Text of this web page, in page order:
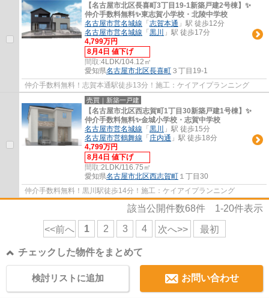
【名古屋市北区長喜町3丁目19-1新築戸建2号棟】✨️
仲介手数料無料✨️東志賀小学校・北陵中学校
名古屋市営名城線 「 志賀本通 」駅 徒歩12分
名古屋市営名城線 「 黒川
」駅 徒歩17分
4,799万円
8月4日 値下げ
間取:4LDK/104.12㎡
愛知県名古屋市北区長喜町 ３丁目19-1
仲介手数料無料！志賀本通駅徒歩13分！施工：ケイアイプランニング
売買｜新築一戸建
【名古屋市北区西志賀町1丁目30新築戸建1号棟】✨️
仲介手数料無料✨️金城小学校・志賀中学校
名古屋市営名城線 「 黒川
」駅 徒歩15分
名古屋市営鶴舞線 「 庄内通 」駅 徒歩18分
4,799万円
8月4日 値下げ
間取:2LDK/116.75㎡
愛知県名古屋市北区西志賀町 １丁目30
仲介手数料無料！黒川駅徒歩14分！施工：ケイアイプランニング
該当公開件数68件 1-20件表示
<<前へ 1 2 3 4 次へ>> 最初
チェックした物件をまとめて
お問い合わせ
検討リストに追加